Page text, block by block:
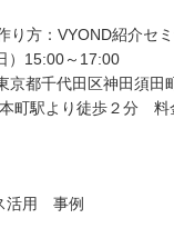
り方：VYOND紹介セ
）15:00～17:00
京都千代田区神田須田
町駅より徒歩２分 料
活用 事例